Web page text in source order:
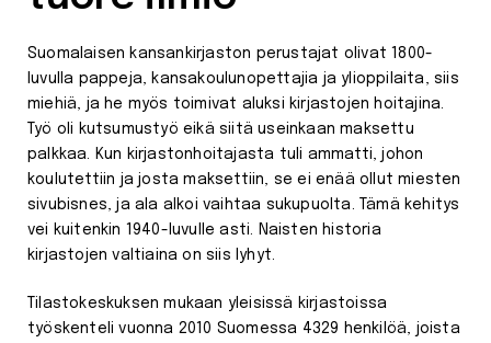
Suomalaisen kansankirjaston perustajat olivat 1800-
luvulla pappeja, kansakoulunopettajia ja ylioppilaita, siis
miehiä, ja he myös toimivat aluksi kirjastojen hoitajina.
Työ oli kutsumustyö eikä siitä useinkaan maksettu
palkkaa. Kun kirjastonhoitajasta tuli ammatti, johon
koulutettiin ja josta maksettiin, se ei enää ollut miesten
sivubisnes, ja ala alkoi vaihtaa sukupuolta. Tämä kehitys
vei kuitenkin 1940-luvulle asti. Naisten historia
kirjastojen valtiaina on siis lyhyt.
Tilastokeskuksen mukaan yleisissä kirjastoissa
työskenteli vuonna 2010 Suomessa 4329 henkilöä, joista